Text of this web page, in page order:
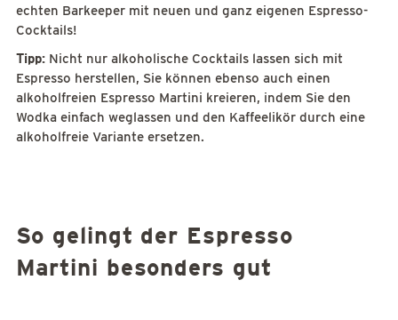
echten Barkeeper mit neuen und ganz eigenen Espresso-
Cocktails!
Tipp:Nicht nur alkoholische Cocktails lassen sich mit
Espresso herstellen, Sie können ebenso auch einen
alkoholfreien Espresso Martini kreieren, indem Sie den
Wodka einfach weglassen und den Kaffeelikör durch eine
alkoholfreie Variante ersetzen.
So gelingt der Espresso
Martini besonders gut